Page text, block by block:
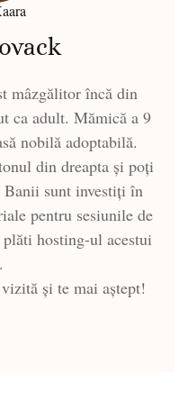
mâzgălitor încă din
ca adult. Mămică a 9
nobilă adoptabilă.
din dreapta și poți
Banii sunt investiți în
pentru sesiunile de
hosting-ul acestui
și te mai aștept!